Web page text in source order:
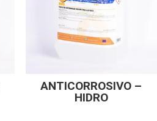
ANTICORROSIVO –
HIDRO